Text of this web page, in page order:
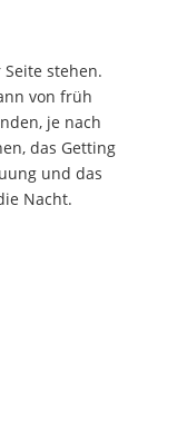
stehen.
von früh
je nach
das Getting
und das
Nacht.